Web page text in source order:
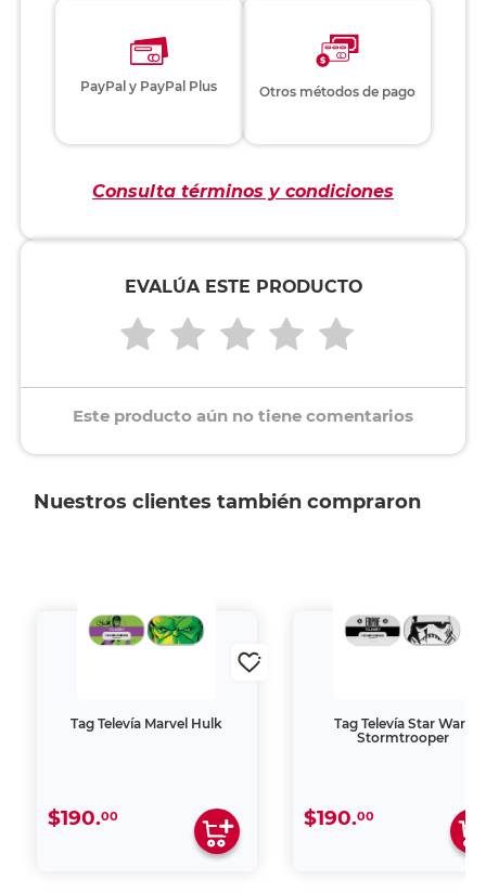
PayPal y PayPal Plus Otros métodos de pago
Consulta términos y condiciones
EVALÚA ESTE PRODUCTO
Este producto aún no tiene comentarios
Nuestros clientes también compraron
Tag Televía Marvel Hulk
$190.00
Tag Televía Star Wars
Stormtrooper
$190.00